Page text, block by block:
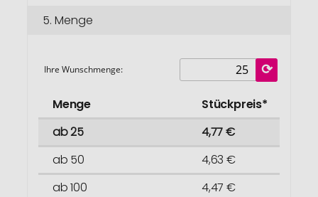
5. Menge
Ihre Wunschmenge:
Menge
Stückpreis*
ab 25
4,77 €
ab 50
4,63 €
ab 100
4,47 €